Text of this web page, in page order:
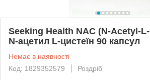
Seeking Health NAC (N-Acetyl-
N-ацетил L-цистеїн 90 капсул
Немає в наявності
Код: 1829352579
Роздріб